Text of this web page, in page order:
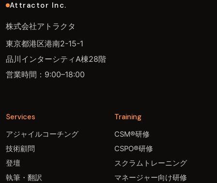
Attractor Inc.
株式会社アトラクタ
東京都港区港南2-15-1
品川インターシティA棟28階
営業時間：9:00–18:00
Services
アジャイルコーチング
技術顧問
登壇
執筆・翻訳
Training
CSM®研修
CSPO®研修
スクラムトレーニング
マネージャー向け研修